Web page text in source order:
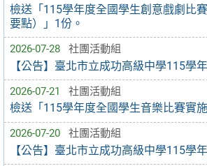
檢送「115學年度全國學生創意戲劇比
要點）」1份。
2026-07-28 社團活動組
【公告】臺北市立成功高級中學115學
2026-07-21 社團活動組
檢送「115學年度全國學生音樂比賽實
2026-07-20 社團活動組
【公告】臺北市立成功高級中學115學